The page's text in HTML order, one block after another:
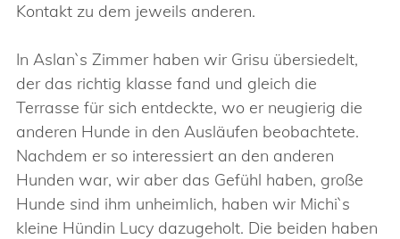
Kontakt zu dem jeweils anderen.
In Aslan`s Zimmer haben wir Grisu übersiedelt,
der das richtig klasse fand und gleich die
Terrasse für sich entdeckte, wo er neugierig die
anderen Hunde in den Ausläufen beobachtete.
Nachdem er so interessiert an den anderen
Hunden war, wir aber das Gefühl haben, große
Hunde sind ihm unheimlich, haben wir Michi`s
kleine Hündin Lucy dazugeholt. Die beiden haben